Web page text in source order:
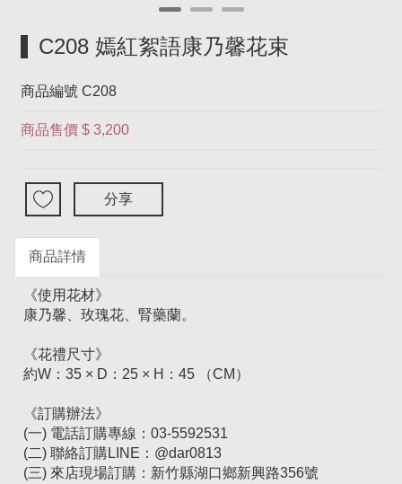
C208 嫣紅絮語康乃馨花束
商品編號 C208
商品售價 $ 3,200
分享
商品詳情
《使用花材》
康乃馨、玫瑰花、腎藥蘭。
《花禮尺寸》
約W：35 × D：25 × H：45 （CM）
《訂購辦法》
(一) 電話訂購專線：03-5592531
(二) 聯絡訂購LINE：@dar0813
(三) 來店現場訂購：新竹縣湖口鄉新興路356號